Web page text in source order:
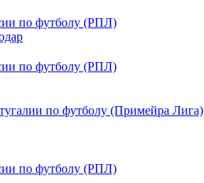
по футболу (РПЛ)
по футболу (РПЛ)
по футболу (Примейра Лига)
по футболу (РПЛ)